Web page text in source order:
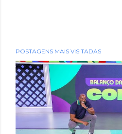
POSTAGENS MAIS VISITADAS